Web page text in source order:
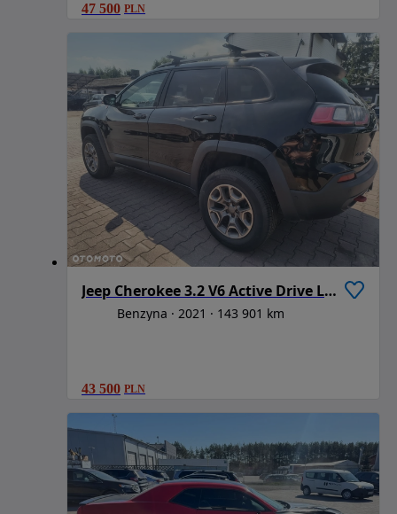
47 500 PLN
Jeep Cherokee 3.2 V6 Active Drive Lock Trailhawk
Benzyna 2021 143 901 km
43 500 PLN